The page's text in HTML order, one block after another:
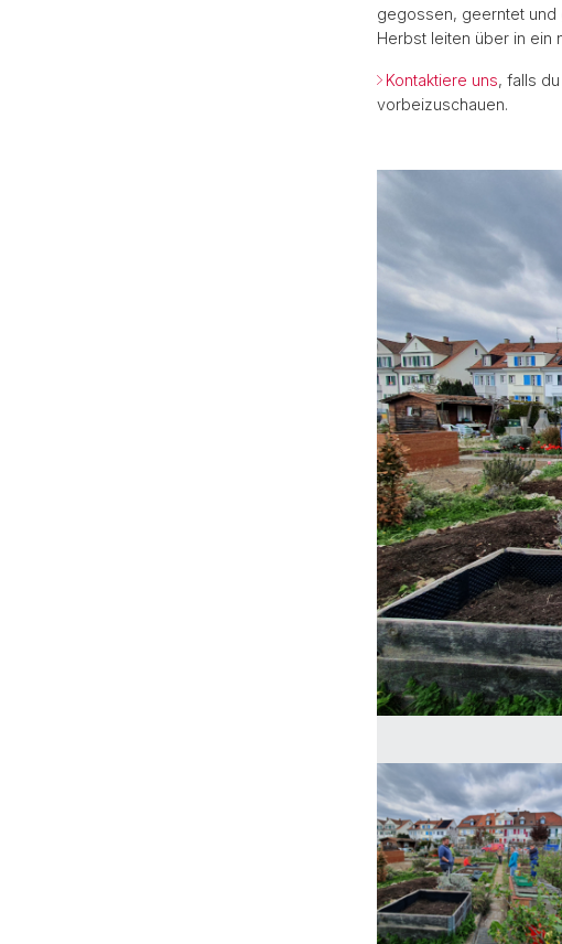
gegossen, geerntet und
Herbst leiten über in ein
Kontaktiere uns, falls
vorbeizuschauen.